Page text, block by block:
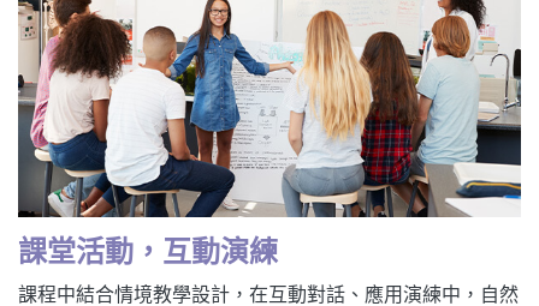
課堂活動，互動演練
課程中結合情境教學設計，在互動對話、應用演練中，自然